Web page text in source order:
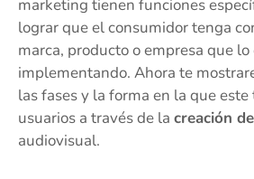
marketing tienen funciones
lograr que el consumidor tenga
marca, producto o empresa que lo
implementando. Ahora te
las fases y la forma en la que
usuarios a través de la creación
audiovisual.